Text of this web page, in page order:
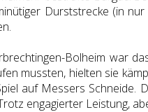
Durststrecke (in
Bolheim war
mussten, hielten sie
auf Messers
engagierter Leistung,